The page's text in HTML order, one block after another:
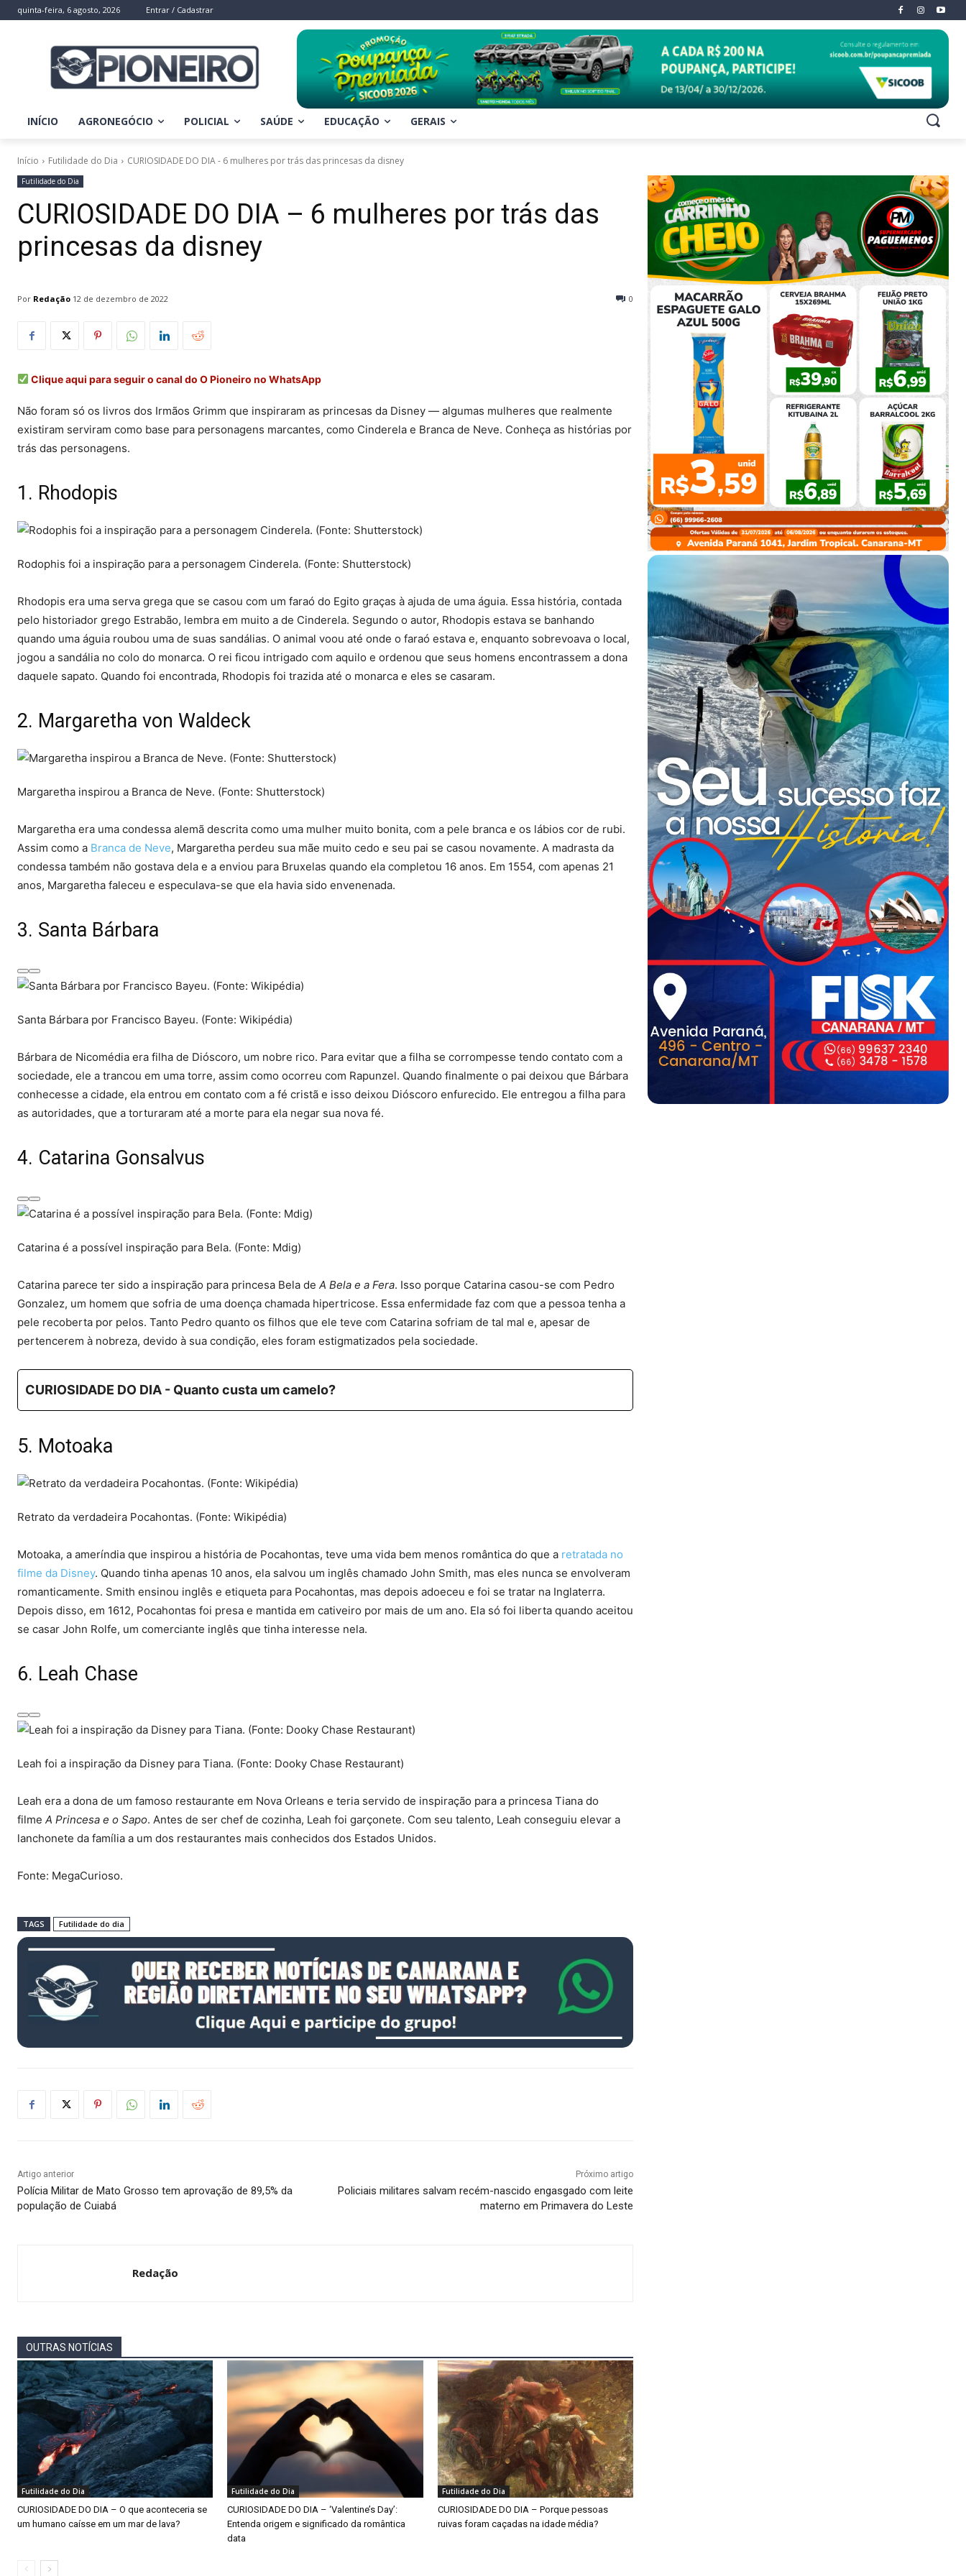
quinta-feira, 6 agosto, 2026 Entrar / Cadastrar
INÍCIO AGRONEGÓCIO POLICIAL SAÚDE EDUCAÇÃO GERAIS
Início Futilidade do Dia CURIOSIDADE DO DIA - 6 mulheres por trás das princesas da disney
Futilidade do Dia
CURIOSIDADE DO DIA – 6 mulheres por trás das
princesas da disney
Por Redação 0
12 de dezembro de 2022
Clique aqui para seguir o canal do O Pioneiro no WhatsApp
Não foram só os livros dos Irmãos Grimm que inspiraram as princesas da Disney — algumas mulheres que realmente
existiram serviram como base para personagens marcantes, como Cinderela e Branca de Neve. Conheça as histórias por
trás das personagens.
1. Rhodopis
Rodophis foi a inspiração para a personagem Cinderela. (Fonte: Shutterstock)
Rhodopis era uma serva grega que se casou com um faraó do Egito graças à ajuda de uma águia. Essa história, contada
pelo historiador grego Estrabão, lembra em muito a de Cinderela. Segundo o autor, Rhodopis estava se banhando
quando uma águia roubou uma de suas sandálias. O animal voou até onde o faraó estava e, enquanto sobrevoava o local,
jogou a sandália no colo do monarca. O rei ficou intrigado com aquilo e ordenou que seus homens encontrassem a dona
daquele sapato. Quando foi encontrada, Rhodopis foi trazida até o monarca e eles se casaram.
2. Margaretha von Waldeck
Margaretha inspirou a Branca de Neve. (Fonte: Shutterstock)
Margaretha era uma condessa alemã descrita como uma mulher muito bonita, com a pele branca e os lábios cor de rubi.
Assim como a Branca de Neve, Margaretha perdeu sua mãe muito cedo e seu pai se casou novamente. A madrasta da
condessa também não gostava dela e a enviou para Bruxelas quando ela completou 16 anos. Em 1554, com apenas 21
anos, Margaretha faleceu e especulava-se que ela havia sido envenenada.
3. Santa Bárbara
Santa Bárbara por Francisco Bayeu. (Fonte: Wikipédia)
Bárbara de Nicomédia era filha de Dióscoro, um nobre rico. Para evitar que a filha se corrompesse tendo contato com a
sociedade, ele a trancou em uma torre, assim como ocorreu com Rapunzel. Quando finalmente o pai deixou que Bárbara
conhecesse a cidade, ela entrou em contato com a fé cristã e isso deixou Dióscoro enfurecido. Ele entregou a filha para
as autoridades, que a torturaram até a morte para ela negar sua nova fé.
4. Catarina Gonsalvus
Catarina é a possível inspiração para Bela. (Fonte: Mdig)
Catarina parece ter sido a inspiração para princesa Bela de A Bela e a Fera. Isso porque Catarina casou-se com Pedro
Gonzalez, um homem que sofria de uma doença chamada hipertricose. Essa enfermidade faz com que a pessoa tenha a
pele recoberta por pelos. Tanto Pedro quanto os filhos que ele teve com Catarina sofriam de tal mal e, apesar de
pertencerem à nobreza, devido à sua condição, eles foram estigmatizados pela sociedade.
CURIOSIDADE DO DIA - Quanto custa um camelo?
5. Motoaka
Retrato da verdadeira Pocahontas. (Fonte: Wikipédia)
Motoaka, a ameríndia que inspirou a história de Pocahontas, teve uma vida bem menos romântica do que a retratada no
filme da Disney. Quando tinha apenas 10 anos, ela salvou um inglês chamado John Smith, mas eles nunca se envolveram
romanticamente. Smith ensinou inglês e etiqueta para Pocahontas, mas depois adoeceu e foi se tratar na Inglaterra.
Depois disso, em 1612, Pocahontas foi presa e mantida em cativeiro por mais de um ano. Ela só foi liberta quando aceitou
se casar John Rolfe, um comerciante inglês que tinha interesse nela.
6. Leah Chase
Leah foi a inspiração da Disney para Tiana. (Fonte: Dooky Chase Restaurant)
Leah era a dona de um famoso restaurante em Nova Orleans e teria servido de inspiração para a princesa Tiana do
filme A Princesa e o Sapo. Antes de ser chef de cozinha, Leah foi garçonete. Com seu talento, Leah conseguiu elevar a
lanchonete da família a um dos restaurantes mais conhecidos dos Estados Unidos.
Fonte: MegaCurioso.
TAGS Futilidade do dia
Artigo anterior
Polícia Militar de Mato Grosso tem aprovação de 89,5% da
população de Cuiabá
Próximo artigo
Policiais militares salvam recém-nascido engasgado com leite
materno em Primavera do Leste
Redação
OUTRAS NOTÍCIAS
Futilidade do Dia
CURIOSIDADE DO DIA – O que aconteceria se
um humano caísse em um mar de lava?
Futilidade do Dia
CURIOSIDADE DO DIA – ‘Valentine’s Day’:
Entenda origem e significado da romântica
data
Futilidade do Dia
CURIOSIDADE DO DIA – Porque pessoas
ruivas foram caçadas na idade média?